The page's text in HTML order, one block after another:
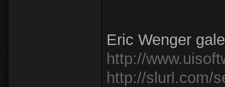
Eric Wenger
http://
http://slurl.com/